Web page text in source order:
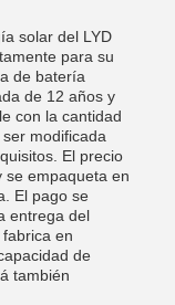
solar del LYD
para su
de batería
de 12 años y
con la cantidad
modificada
El precio
se empaqueta en
El pago se
entrega del
en
de
también